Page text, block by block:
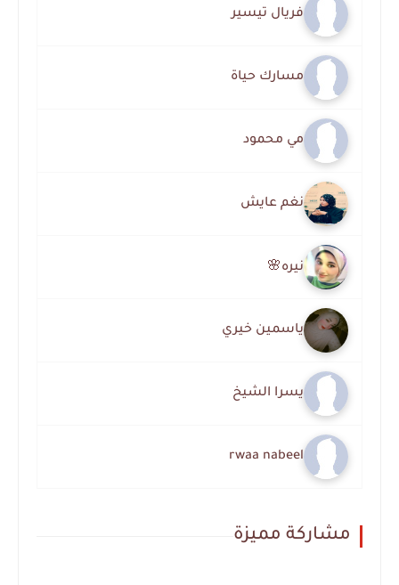
فريال تيسير
مسارك حياة
مي محمود
نغم عايش
نيره🌸
ياسمين خيري
يسرا الشيخ
rwaa nabeel
مشاركة مميزة